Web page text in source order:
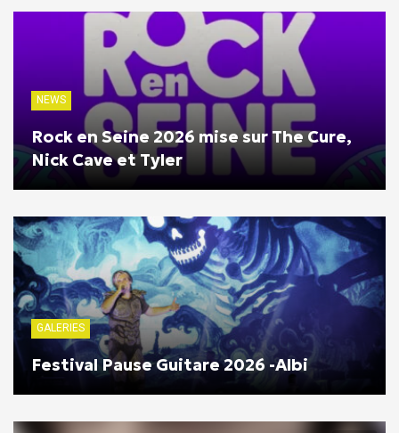
NEWS
Rock en Seine 2026 mise sur The Cure,
Nick Cave et Tyler
GALERIES
Festival Pause Guitare 2026 -Albi